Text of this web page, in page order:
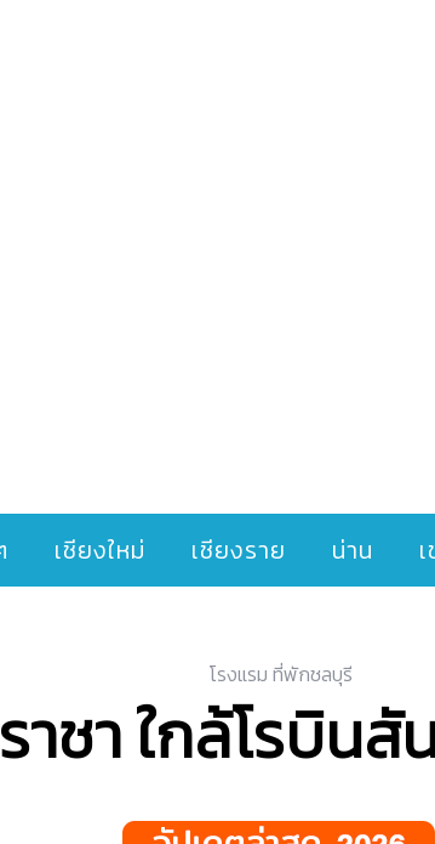
เชียงใหม่ เชียงราย น่าน
โรงแรม ที่พักชลบุรี
ชา ใกล้โรบินสั